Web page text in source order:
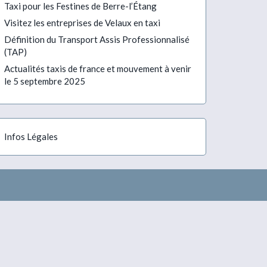
Taxi pour les Festines de Berre-l’Étang
Visitez les entreprises de Velaux en taxi
Définition du Transport Assis Professionnalisé
(TAP)
Actualités taxis de france et mouvement à venir
le 5 septembre 2025
Infos Légales